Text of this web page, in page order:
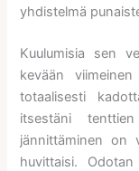
yhdistelmä
Kuulumisia sen
kevään
totaalisesti
itsestäni
jännittäminen on
huvittaisi.